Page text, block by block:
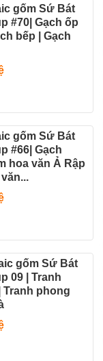
gốm Sứ Bát
#70| Gạch ốp
bếp | Gạch
gốm Sứ Bát
#66| Gạch
hoa văn Ả Rập
gốm Sứ Bát
09 | Tranh
Tranh phong